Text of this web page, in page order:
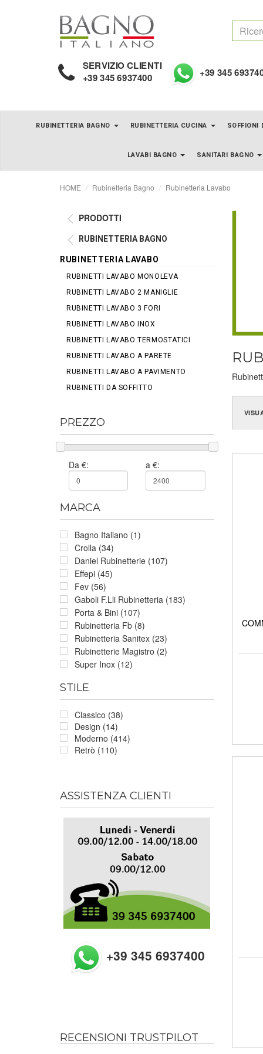
SERVIZIO CLIENTI
+39 345 6937400 +39 345
RUBINETTERIA BAGNO RUBINETTERIA CUCINA SOFFIONI
LAVABI BAGNO SANITARI BAGNO
HOME Rubinetteria Bagno Rubinetteria Lavabo
PRODOTTI
RUBINETTERIA BAGNO
RUBINETTERIA LAVABO
RUBINETTI LAVABO MONOLEVA
RUBINETTI LAVABO 2 MANIGLIE
RUBINETTI LAVABO 3 FORI
RUBINETTI LAVABO INOX
RUBINETTI LAVABO TERMOSTATICI
RUBINETTI LAVABO A PARETE
RUBINETTI LAVABO A PAVIMENTO
RUBINETTI DA SOFFITTO
PREZZO
Da €: a €:
MARCA
Bagno Italiano (1)
Crolla (34)
Daniel Rubinetterie (107)
Effepi (45)
Fev (56)
Gaboli F.Lli Rubinetteria (183)
Porta & Bini (107)
Rubinetteria Fb (8)
Rubinetteria Sanitex (23)
Rubinetterie Magistro (2)
Super Inox (12)
STILE
Classico (38)
Design (14)
Moderno (414)
Retrò (110)
ASSISTENZA CLIENTI
+39 345 6937400
RECENSIONI TRUSTPILOT